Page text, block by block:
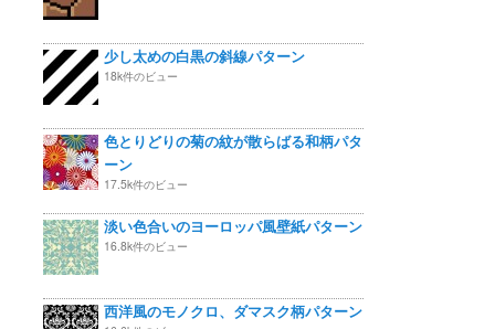
少し太めの白黒の斜線パターン
18k件のビュー
色とりどりの菊の紋が散らばる和柄パタ
ーン
17.5k件のビュー
淡い色合いのヨーロッパ風壁紙パターン
16.8k件のビュー
西洋風のモノクロ、ダマスク柄パターン